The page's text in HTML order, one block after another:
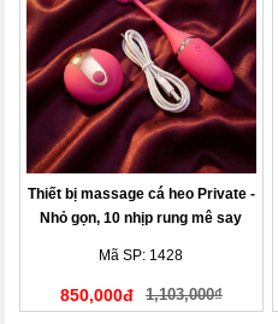
Thiết bị massage cá heo Private -
Nhỏ gọn, 10 nhịp rung mê say
Mã SP: 1428
850,000đ 1,103,000₫